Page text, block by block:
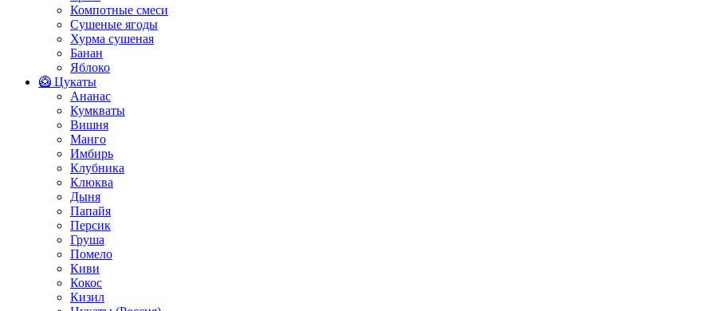
Компотные смеси
Сушеные ягоды
Хурма сушеная
Банан
Яблоко
🥝 Цукаты
Ананас
Кумкваты
Вишня
Манго
Имбирь
Клубника
Клюква
Дыня
Папайя
Персик
Груша
Помело
Киви
Кокос
Кизил